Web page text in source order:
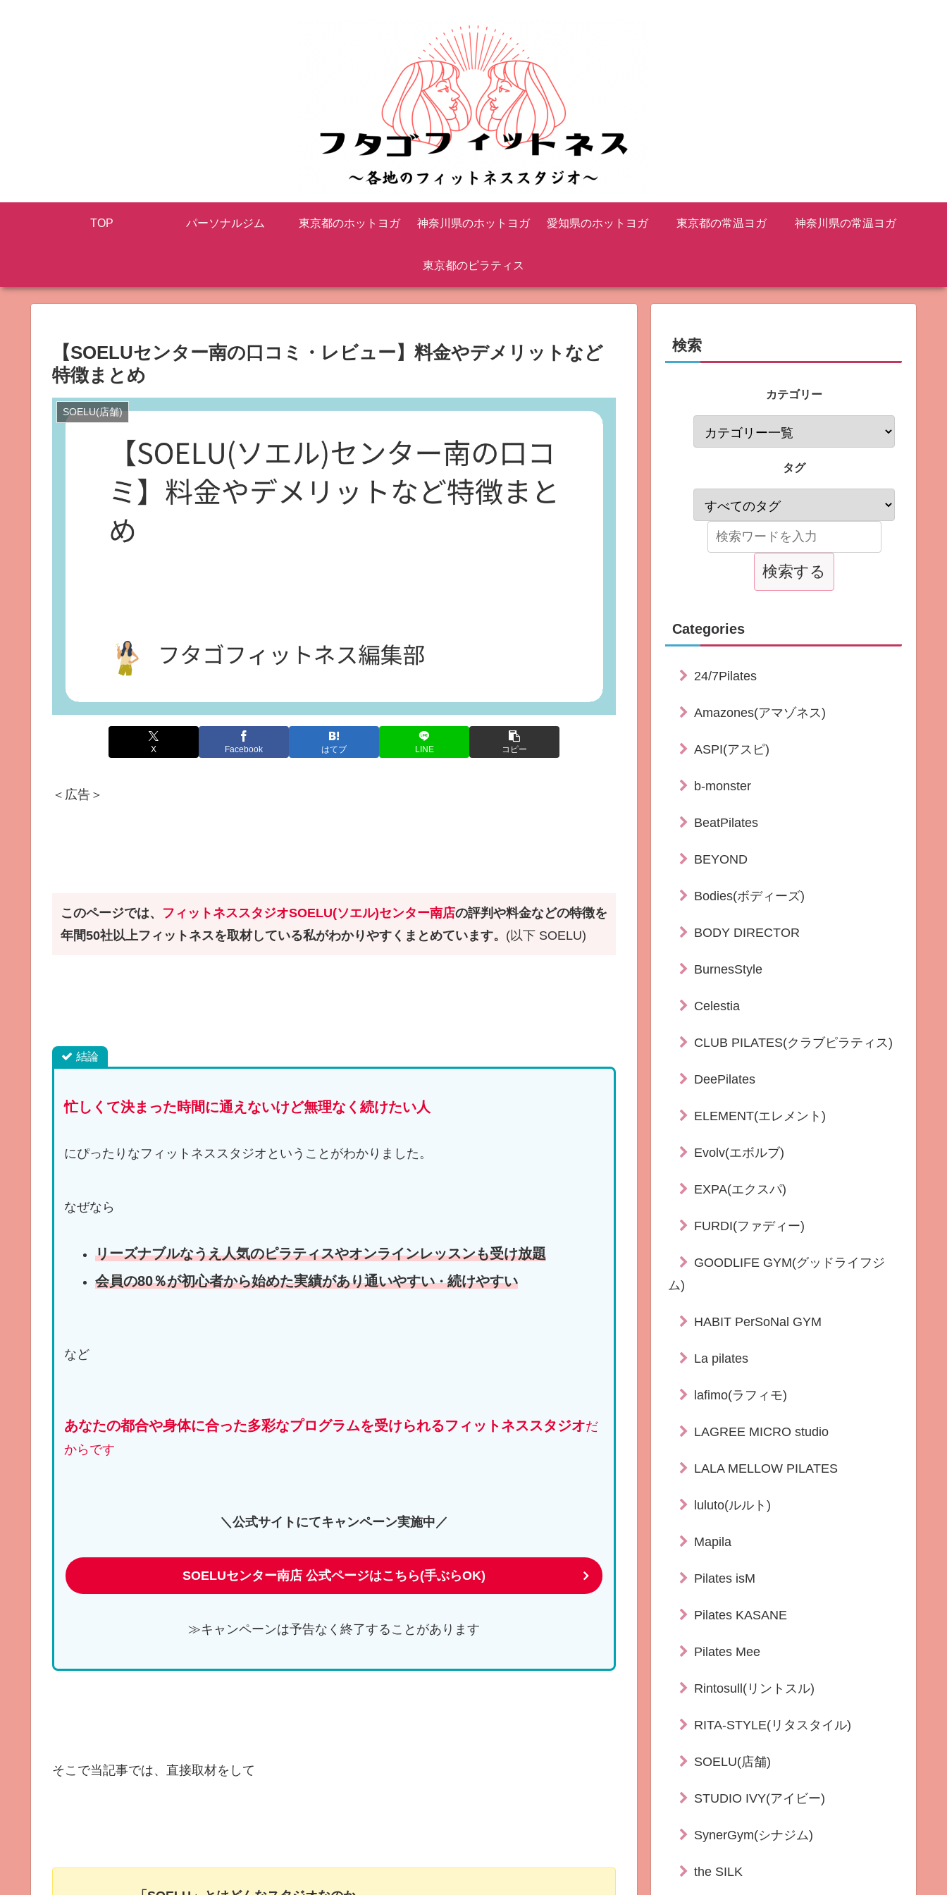
TOP パーソナルジム 東京都のホットヨガ 神奈川県のホットヨガ 愛知県のホットヨガ 東京都の常温ヨガ 神奈川県の常温ヨガ
東京都のピラティス
【SOELUセンター南の口コミ・レビュー】料金やデメリットなど
特徴まとめ
SOELU(店舗)
X Facebook はてブ LINE コピー
＜広告＞
このページでは、 フィットネススタジオSOELU(ソエル)センター南店の評判や料金などの特徴を
年間50社以上フィットネスを取材している私がわかりやすくまとめています。 (以下 SOELU)
結論
忙しくて決まった時間に通えないけど無理なく続けたい人
にぴったりなフィットネススタジオということがわかりました。
なぜなら
リーズナブルなうえ人気のピラティスやオンラインレッスンも受け放題
会員の80％が初心者から始めた実績があり通いやすい・続けやすい
など
あなたの都合や身体に合った多彩なプログラムを受けられるフィットネススタジオだ
からです
＼公式サイトにてキャンペーン実施中／
SOELUセンター南店 公式ページはこちら(手ぶらOK)
≫キャンペーンは予告なく終了することがあります
そこで当記事では、直接取材をして
検索
カテゴリー
タグ
Categories
24/7Pilates
Amazones(アマゾネス)
ASPI(アスピ)
b-monster
BeatPilates
BEYOND
Bodies(ボディーズ)
BODY DIRECTOR
BurnesStyle
Celestia
CLUB PILATES(クラブピラティス)
DeePilates
ELEMENT(エレメント)
Evolv(エボルブ)
EXPA(エクスパ)
FURDI(ファディー)
GOODLIFE GYM(グッドライフジ
ム)
HABIT PerSoNal GYM
La pilates
lafimo(ラフィモ)
LAGREE MICRO studio
LALA MELLOW PILATES
luluto(ルルト)
Mapila
Pilates isM
Pilates KASANE
Pilates Mee
Rintosull(リントスル)
RITA-STYLE(リタスタイル)
SOELU(店舗)
STUDIO IVY(アイビー)
SynerGym(シナジム)
the SILK